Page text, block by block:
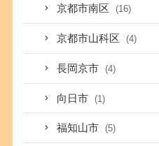
京都市南区 (16)
京都市山科区 (4)
長岡京市 (4)
向日市 (1)
福知山市 (5)